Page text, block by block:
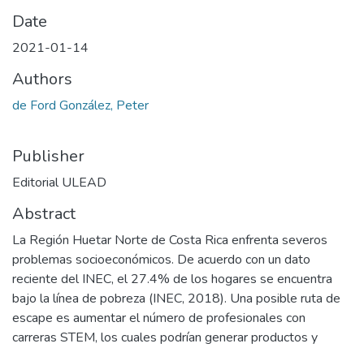
Date
2021-01-14
Authors
de Ford González, Peter
Publisher
Editorial ULEAD
Abstract
La Región Huetar Norte de Costa Rica enfrenta severos
problemas socioeconómicos. De acuerdo con un dato
reciente del INEC, el 27.4% de los hogares se encuentra
bajo la línea de pobreza (INEC, 2018). Una posible ruta de
escape es aumentar el número de profesionales con
carreras STEM, los cuales podrían generar productos y